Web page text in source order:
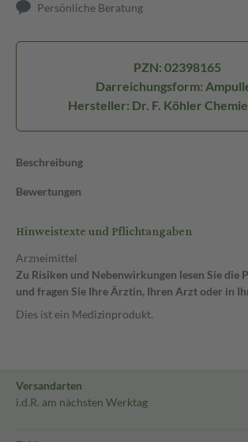
Persönliche Beratung
PZN: 02398165
Darreichungsform:
Hersteller: Dr. F. Köhler
Beschreibung
Bewertungen
Hinweistexte und Pflichtangaben
Arzneimittel
Zu Risiken und Nebenwirkungen lesen Sie die
und fragen Sie Ihre Ärztin, Ihren Arzt oder in
Dies ist ein Medizinprodukt.
Versandarten
i.d.R. am nächsten Werktag